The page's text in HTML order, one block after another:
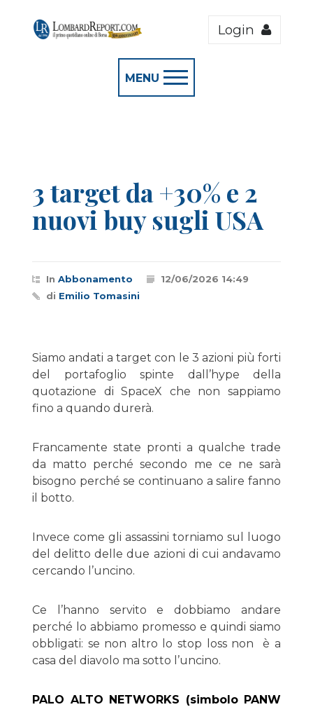
Login
MENU
3 target da +30% e 2
nuovi buy sugli USA
In Abbonamento
12/06/2026 14:49
di Emilio Tomasini
Siamo andati a target con le 3 azioni più forti
del portafoglio spinte dall’hype della
quotazione di SpaceX che non sappiamo
fino a quando durerà.
Francamente state pronti a qualche trade
da matto perché secondo me ce ne sarà
bisogno perché se continuano a salire fanno
il botto.
Invece come gli assassini torniamo sul luogo
del delitto delle due azioni di cui andavamo
cercando l’uncino.
Ce l’hanno servito e dobbiamo andare
perché lo abbiamo promesso e quindi siamo
obbligati: se non altro lo stop loss non è a
casa del diavolo ma sotto l’uncino.
PALO ALTO NETWORKS (simbolo PANW